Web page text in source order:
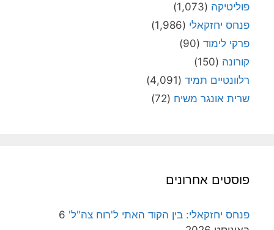
פוליטיקה (1,073)
פנחס יחזקאלי (1,986)
פרקי לימוד (90)
קורונה (150)
רלוונטיים תמיד (4,091)
שרית אונגר משיח (72)
פוסטים אחרונים
פנחס יחזקאלי: בין הקוד האתי ל'רוח צה"ל' 6